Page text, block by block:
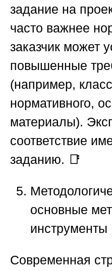
задание на
часто важнее
заказчик может
повышенные
(например,
нормативного,
материалы).
соответствие
заданию. 📑
основные
инструменты
Современная